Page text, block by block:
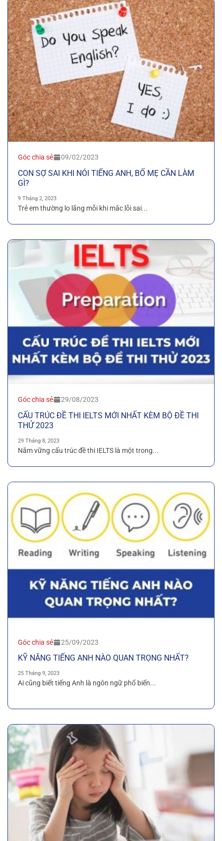
Góc chia sẻ 09/02/2023
CON SỢ SAI KHI NÓI TIẾNG ANH, BỐ MẸ CẦN LÀM
GÌ?
9 Tháng 2, 2023
Trẻ em thường lo lắng mỗi khi mắc lỗi sai...
Góc chia sẻ 29/08/2023
CẤU TRÚC ĐỀ THI IELTS MỚI NHẤT KÈM BỘ ĐỀ THI
THỬ 2023
29 Tháng 8, 2023
Nắm vững cấu trúc đề thi IELTS là một trong...
Góc chia sẻ 25/09/2023
KỸ NĂNG TIẾNG ANH NÀO QUAN TRỌNG NHẤT?
25 Tháng 9, 2023
Ai cũng biết tiếng Anh là ngôn ngữ phổ biến...